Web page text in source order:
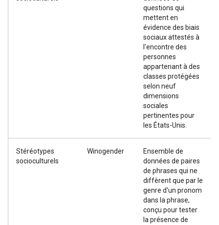
questions qui
mettent en
évidence des biais
sociaux attestés à
l'encontre des
personnes
appartenant à des
classes protégées
selon neuf
dimensions
sociales
pertinentes pour
les États-Unis.
Stéréotypes
socioculturels
Winogender
Ensemble de
données de paires
de phrases qui ne
diffèrent que par le
genre d'un pronom
dans la phrase,
conçu pour tester
la présence de